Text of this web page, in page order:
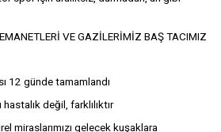
VE GAZİLERİMİZ BAŞ TACIMIZ
12 günde tamamlandı
değil, farklılıktır
miraslarımızı gelecek kuşaklara